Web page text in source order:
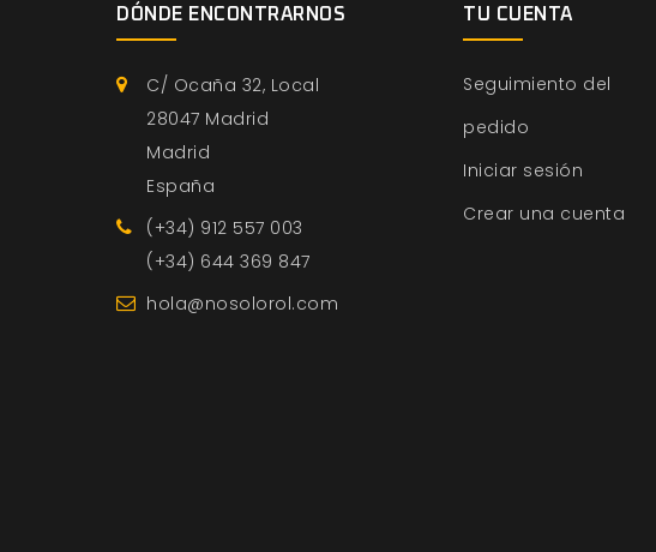
DÓNDE ENCONTRARNOS
C/ Ocaña 32, Local
28047 Madrid
Madrid
España
(+34) 912 557 003
(+34) 644 369 847
hola@nosolorol.com
TU CUENTA
Seguimiento del
pedido
Iniciar sesión
Crear una cuenta